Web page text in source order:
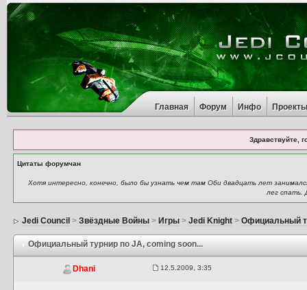
Главная Форум Инфо
Здравствуйте,
Цитаты форумчан
Хотя интересно, конечно, было бы узнать чем там Оби двадцать лет
лег спать.
Jedi Council >Звёздные Войны > Игры >Jedi Knight >Официальный
Официальный турнир по JA, coming soon...
Dhani 12.5.2009, 3:35